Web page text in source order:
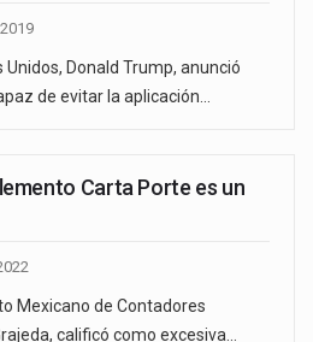
Unidos, Donald Trump, anunció
de evitar la aplicación…
Carta Porte es un
Mexicano de Contadores
calificó como excesiva…